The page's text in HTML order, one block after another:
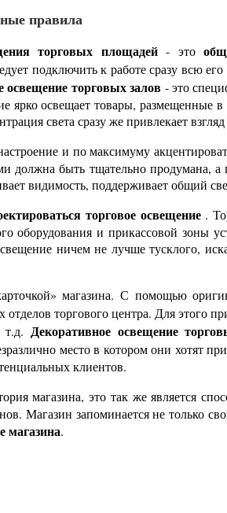
правила
торговых площадей- это
подключить к работе сразу всю
торговых залов - это
ярко освещает товары,
света сразу же привлекает
и по максимуму
должна быть тщательно
видимость, поддерживает общий
торговое освещение.
оборудования и прикассовой зоны
ничем не лучше тусклого,
магазина. С помощью
торгового центра. Для этого
Декоративное освещение
место в котором они хотят
клиентов.
магазина, это так же является
Магазин запоминается не только
магазина.